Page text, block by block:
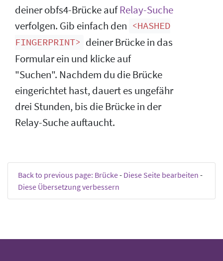
deiner obfs4-Brücke aufRelay-Suche
verfolgen. Gib einfach den <HASHED
FINGERPRINT> deiner Brücke in das
Formular ein und klicke auf
"Suchen". Nachdem du die Brücke
eingerichtet hast, dauert es ungefähr
drei Stunden, bis die Brücke in der
Relay-Suche auftaucht.
Back to previous page: Brücke- Diese Seite bearbeiten -
Diese Übersetzung verbessern